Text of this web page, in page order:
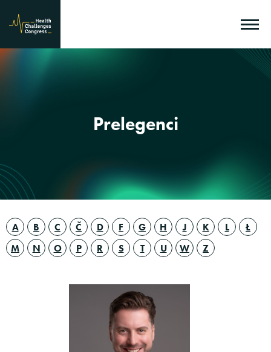
Prelegenci
A B C Č D F G H J K L
Ł
M
N O P R S T U W Z